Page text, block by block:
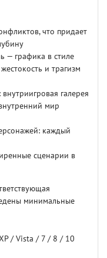
что придает
— графика в стиле
и трагизм
галерея
мир
каждый
сценарии в
минимальные
/ Vista / 7 / 8 / 10